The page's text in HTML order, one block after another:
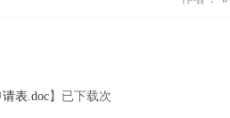
表.doc】已下载次